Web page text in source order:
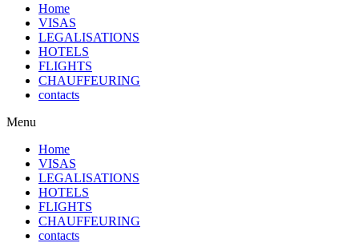
Home
VISAS
LEGALISATIONS
HOTELS
FLIGHTS
CHAUFFEURING
contacts
Menu
Home
VISAS
LEGALISATIONS
HOTELS
FLIGHTS
CHAUFFEURING
contacts